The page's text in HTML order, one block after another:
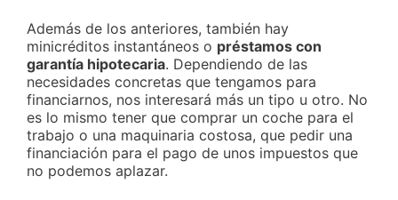
Además de los anteriores, también hay
minicréditos instantáneos o préstamos con
garantía hipotecaria. Dependiendo de las
necesidades concretas que tengamos para
financiarnos, nos interesará más un tipo u otro. No
es lo mismo tener que comprar un coche para el
trabajo o una maquinaria costosa, que pedir una
financiación para el pago de unos impuestos que
no podemos aplazar.